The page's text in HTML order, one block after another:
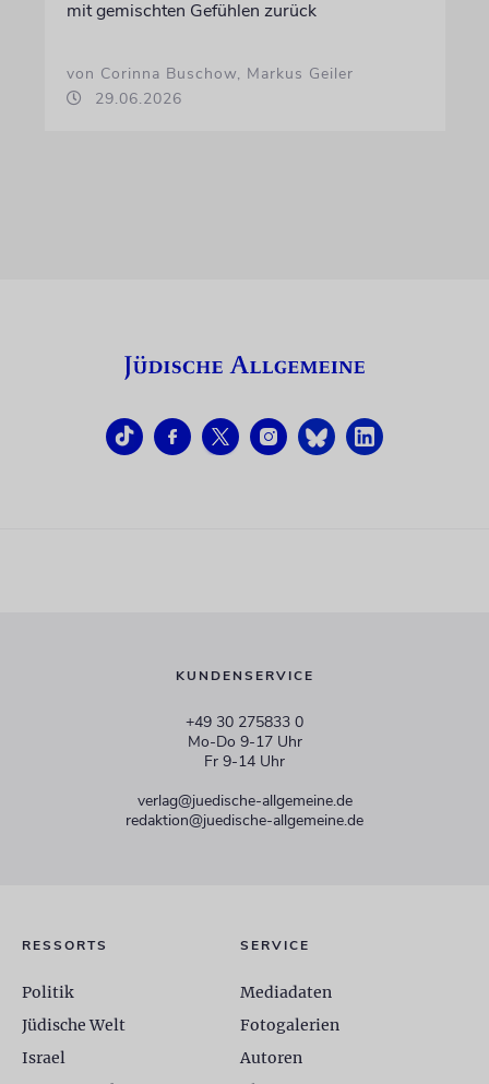
mit gemischten Gefühlen zurück
von Corinna Buschow, Markus Geiler
29.06.2026
KUNDENSERVICE
+49 30 275833 0
Mo-Do 9-17 Uhr
Fr 9-14 Uhr
verlag@juedische-allgemeine.de
redaktion@juedische-allgemeine.de
RESSORTS
Politik
Jüdische Welt
Israel
SERVICE
Mediadaten
Fotogalerien
Autoren